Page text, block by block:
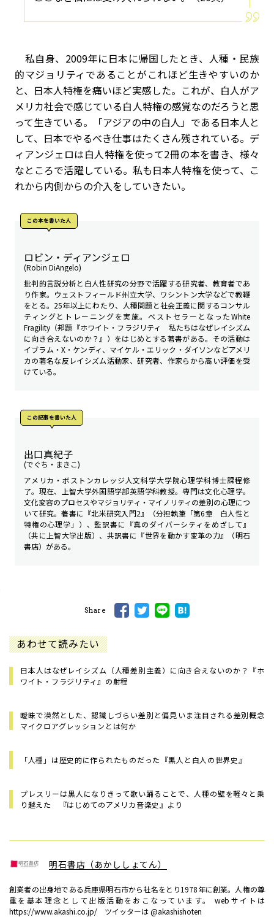
私自身、2009年に日本に帰国したとき、人種・民族
的マジョリティであることがこれほど生きやすいのか
と、日本人特権を痛いほど実感した。これが、白人がア
メリカ社会で感じている白人特権の感覚なのだろうと思
って生きている。「アジアの中の白人」である日本人と
して、日本でやるべき仕事はたくさん残されている。デ
ィアンジェロは白人特権を使って2冊の本を書き、様々
なところで活躍している。私も日本人特権を使って、こ
れから内側からの介入をしていきたい。
この本を書いた人
ロビン・ディアンジェロ
(Robin DiAngelo)
批判的言説分析と白人性研究の分野で活躍する研究者、教育者であ
り作家。ウェストフィールド州立大学、ワシントン大学などで教鞭
をとる。25年以上にわたり、人種問題と社会正義に関するコンサル
ティングとトレーニングを実施。ベストセラーとなったWhite
Fragility（邦題『ホワイト・フラジリティ 私たちはなぜレイシズム
に向き合えないのか？』）をはじめとする著書がある。その活動は
イブラム・X・ケンディ、マイケル・エリック・ダイソンなどアメリ
カの著名な反レイシズム活動家、研究者、作家らから高い評価を受
けている。
この記事を書いた人
出口真紀子
(でぐち・まきこ)
アメリカ・ボストンカレッジ人文科学大学院心理学科博士課程修
了。現在、上智大学外国語学部英語学科教授。専門は文化心理学。
文化変容のプロセスやマジョリティ・マイノリティの差別の心理につ
いて研究。著書に『北米研究入門2』（分担執筆「第6章 白人性と
特権の心理学」）、監訳書に『真のダイバーシティをめざして』
（共に上智大学出版）、共訳書に『世界を動かす変革の力』（明石
書店）がある。
Share
あわせて読みたい
日本人はなぜレイシズム（人種差別主義）に向き合えないのか？――『ホ
ワイト・フラジリティ』の射程
曖昧で漠然とした、認識しづらい差別と偏見――いま注目される差別概念
マイクロアグレッションとは何か
「人種」は歴史的に作られたものだった――『黒人と白人の世界史』
プレスリーは黒人になりきって歌い踊ることで、人種の壁を軽々と乗
り越えた 『はじめてのアメリカ音楽史』より
明石書店（あかししょてん）
創業者の出身地である兵庫県明石市から社名をとり1978年に創業。人権の尊
重を基本理念として出版活動をおこなっています。 webサイトは
https://www.akashi.co.jp/ ツイッターは @akashishoten